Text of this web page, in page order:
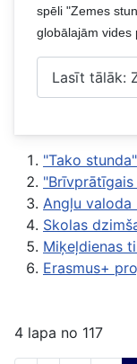
spēli "Zemes
globālajām vides
Lasīt tālāk:
"Tako stunda"
Angļu valoda
Skolas
Miķeļdienas
Erasmus+
4 lapa no 117